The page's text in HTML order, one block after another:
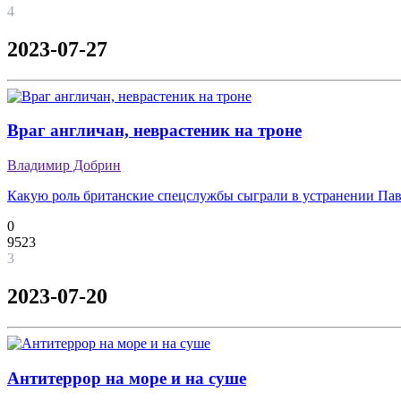
4
2023-07-27
Враг англичан, неврастеник на троне
Владимир Добрин
Какую роль британские спецслужбы сыграли в устранении
0
9523
3
2023-07-20
Антитеррор на море и на суше